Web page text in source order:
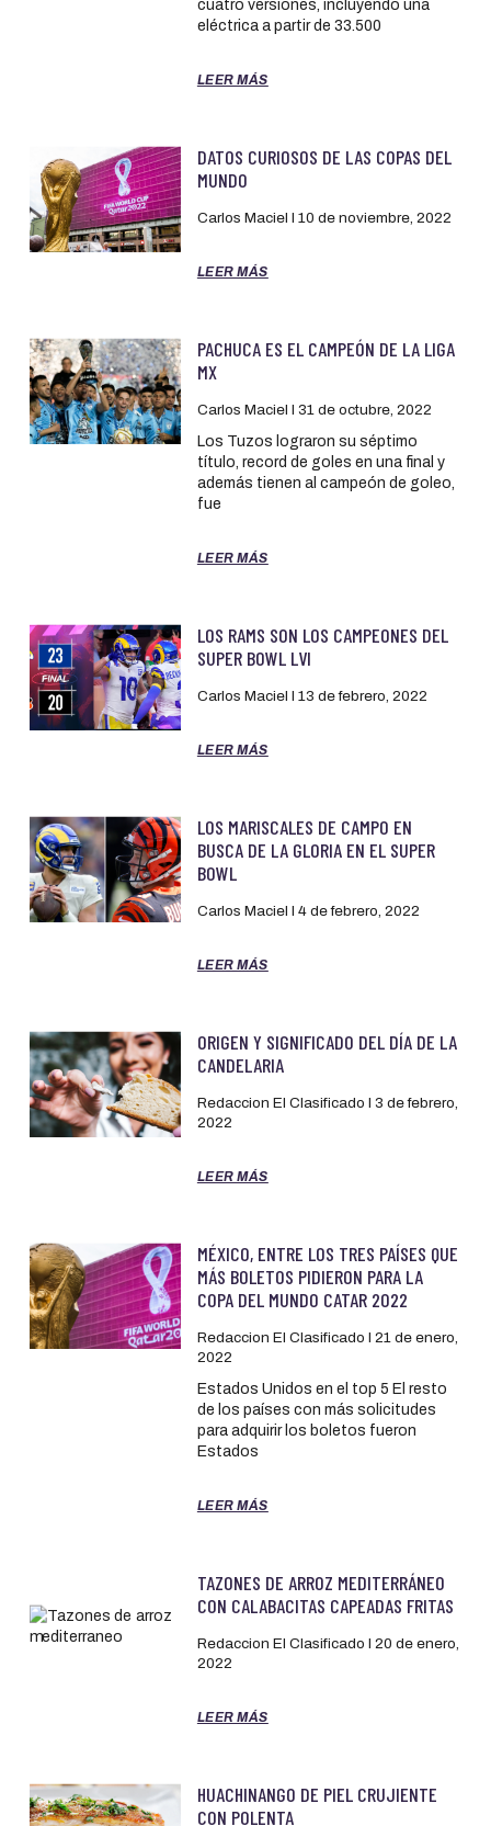
cuatro versiones, incluyendo una
eléctrica a partir de 33.500
LEER MÁS
DATOS CURIOSOS DE LAS COPAS DEL
MUNDO
Carlos Maciel 10 de noviembre, 2022
LEER MÁS
PACHUCA ES EL CAMPEÓN DE LA LIGA
MX
Carlos Maciel
31 de octubre, 2022
Los Tuzos lograron su séptimo
título, record de goles en una final y
además tienen al campeón de goleo,
fue
LEER MÁS
LOS RAMS SON LOS CAMPEONES DEL
SUPER BOWL LVI
Carlos Maciel 13 de febrero, 2022
LEER MÁS
LOS MARISCALES DE CAMPO EN
BUSCA DE LA GLORIA EN EL SUPER
BOWL
Carlos Maciel 4 de febrero, 2022
LEER MÁS
ORIGEN Y SIGNIFICADO DEL DÍA DE LA
CANDELARIA
Redaccion El Clasificado
3 de febrero,
2022
LEER MÁS
MÉXICO, ENTRE LOS TRES PAÍSES QUE
MÁS BOLETOS PIDIERON PARA LA
COPA DEL MUNDO CATAR 2022
Redaccion El Clasificado
21 de enero,
2022
Estados Unidos en el top 5 El resto
de los países con más solicitudes
para adquirir los boletos fueron
Estados
LEER MÁS
TAZONES DE ARROZ MEDITERRÁNEO
CON CALABACITAS CAPEADAS FRITAS
Redaccion El Clasificado
20 de enero,
2022
LEER MÁS
HUACHINANGO DE PIEL CRUJIENTE
CON POLENTA